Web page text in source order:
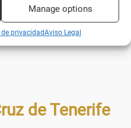
Manage options
privacidadAviso Legal
de Tenerife